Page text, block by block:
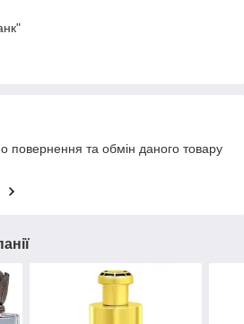
повернення та обмін даного товару